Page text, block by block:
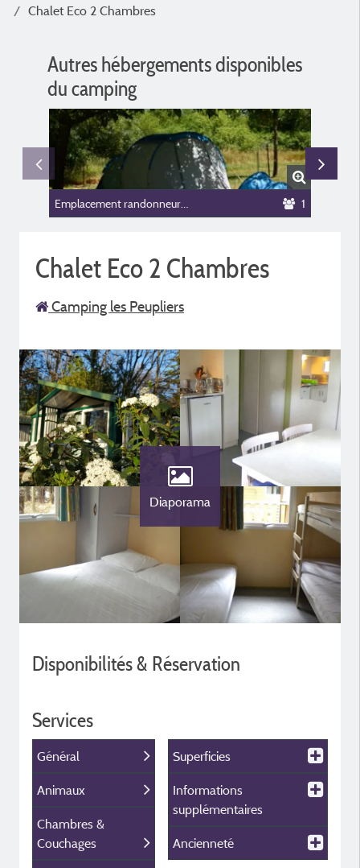
Chalet Eco 2 Chambres
Autres hébergements disponibles
du camping
1
Chalet Eco 2 Chambres
Camping les Peupliers
Diaporama
Disponibilités & Réservation
Services
Général
Animaux
Chambres &
Couchages
Superficies
Informations
supplémentaires
Ancienneté